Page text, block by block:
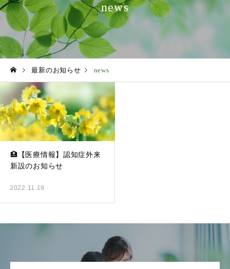
news
最新のお知らせ news
🏥【医療情報】認知症外来
新設のお知らせ
2022.11.19